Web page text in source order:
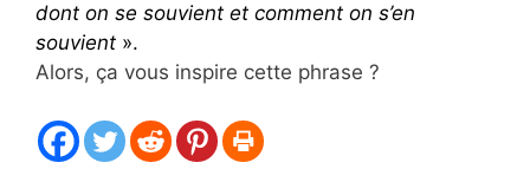
dont on se souvient et comment on s’en
souvient ».
Alors, ça vous inspire cette phrase ?